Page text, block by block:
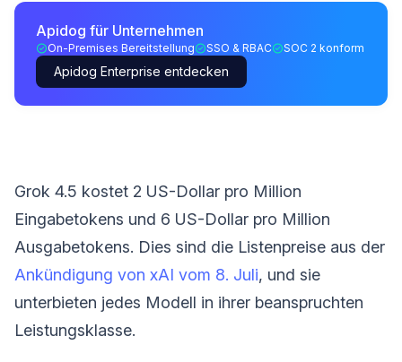
Apidog für Unternehmen
On-Premises Bereitstellung SSO & RBAC SOC 2 konform
Apidog Enterprise entdecken
Grok 4.5 kostet 2 US-Dollar pro Million
Eingabetokens und 6 US-Dollar pro Million
Ausgabetokens. Dies sind die Listenpreise aus der
Ankündigung von xAI vom 8. Juli, und sie
unterbieten jedes Modell in ihrer beanspruchten
Leistungsklasse.